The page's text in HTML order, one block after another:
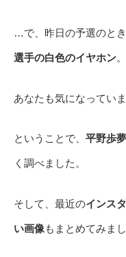
…で、昨日の予選のと
選手の白色のイヤホン。
あなたも気になってい
ということで、 平野歩
く調べました。
そして、最近のインス
い画像 もまとめてみま